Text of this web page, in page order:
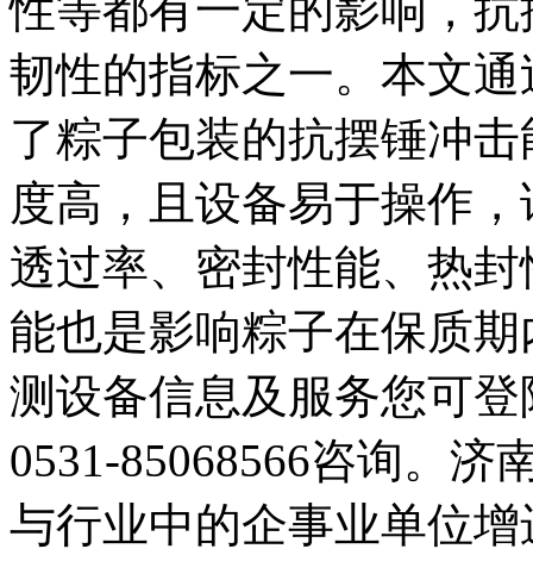
韧性的指标之一。本文
了粽子包装的抗摆锤冲
度高，且设备易于操作
透过率、密封性能、热
能也是影响粽子在保质
测设备信息及服务您可
0531-85068566咨询。济
与行业中的企事业单位